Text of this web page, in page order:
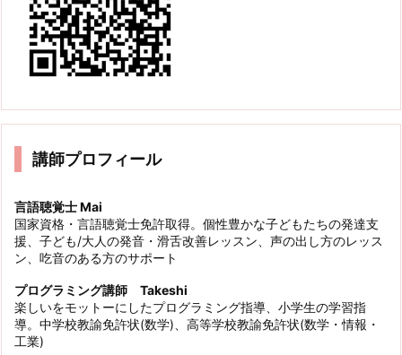
講師プロフィール
言語聴覚士 Mai
国家資格・言語聴覚士免許取得。個性豊かな子どもたちの発達支
援、子ども/大人の発音・滑舌改善レッスン、声の出し方のレッス
ン、吃音のある方のサポート
プログラミング講師 Takeshi
楽しいをモットーにしたプログラミング指導、小学生の学習指
導。中学校教諭免許状(数学)、高等学校教諭免許状(数学・情報・
工業)